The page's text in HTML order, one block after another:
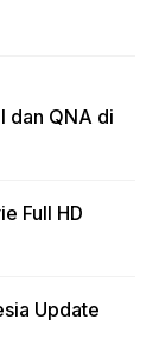
dan QNA di
Full HD
Update